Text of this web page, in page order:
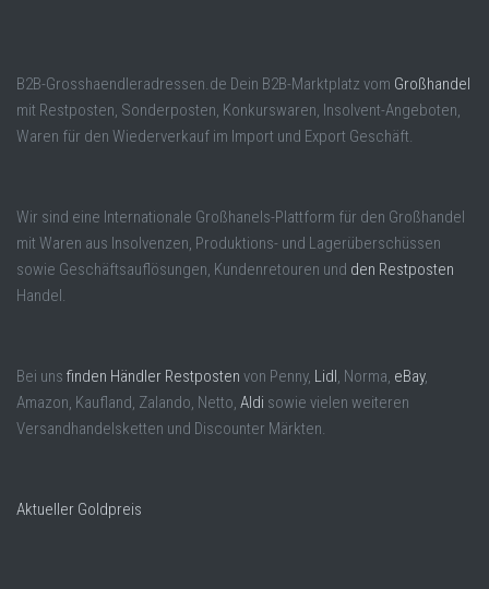
B2B-Grosshaendleradressen.de Dein B2B-Marktplatz vom Großhandel
mit Restposten, Sonderposten, Konkurswaren, Insolvent-Angeboten,
Waren für den Wiederverkauf im Import und Export Geschäft.
Wir sind eine Internationale Großhanels-Plattform für den Großhandel
mit Waren aus Insolvenzen, Produktions- und Lagerüberschüssen
sowie Geschäftsauflösungen, Kundenretouren und den Restposten
Handel.
Bei uns finden Händler Restposten von Penny, Lidl , Norma, eBay,
Amazon, Kaufland, Zalando, Netto, Aldi sowie vielen weiteren
Versandhandelsketten und Discounter Märkten.
Aktueller Goldpreis